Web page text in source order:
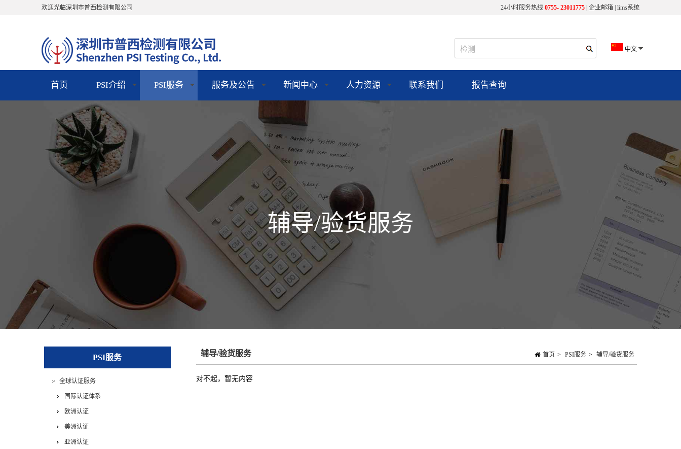
欢迎光临深圳市普西检测有限公司 24小时服务热线 0755- 23011775 企业邮箱 lims系统
中文
首页 PSI介绍 PSI服务 服务及公告 新闻中心 人力资源 联系我们 报告查询
辅导/验货服务
首页 > PSI服务 > 辅导/验货服务
辅导/验货服务
对不起，暂无内容
PSI服务
全球认证服务
国际认证体系
欧洲认证
美洲认证
亚洲认证